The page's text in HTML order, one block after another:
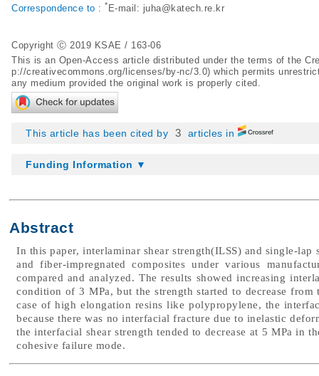
Correspondence to : * E-mail: juha@katech.re.kr
Copyright Ⓒ 2019 KSAE / 163-06
This is an Open-Access article distributed under the terms of the
p://creativecommons.org/licenses/by-nc/3.0) which permits
any medium provided the original work is properly cited.
This article has been cited by 3 articles in
Funding Information ▼
Abstract
In this paper, interlaminar shear strength(ILSS) and single-
and fiber-impregnated composites under various
compared and analyzed. The results showed increasing
condition of 3 MPa, but the strength started to decrease
case of high elongation resins like polypropylene, the
because there was no interfacial fracture due to inelastic
the interfacial shear strength tended to decrease at 5 MPa in
cohesive failure mode.